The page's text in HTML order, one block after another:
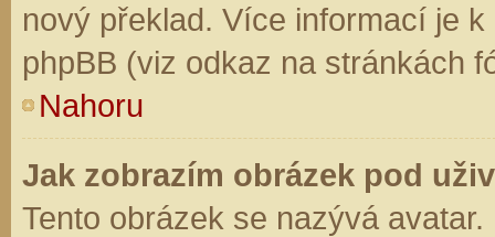
nový překlad. Více informací je
phpBB (viz odkaz na stránkách
Nahoru
Jak zobrazím obrázek pod
Tento obrázek se nazývá